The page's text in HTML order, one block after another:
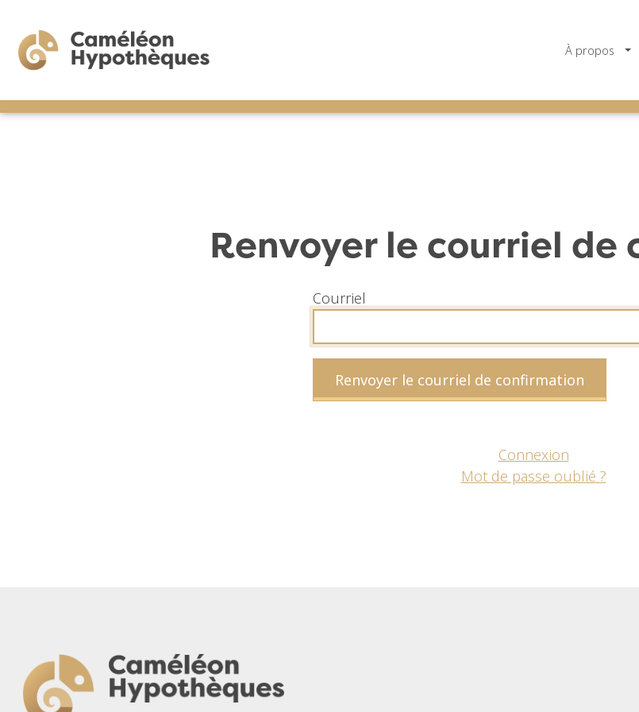
À propos
Renvoyer le courriel
Courriel
Connexion
Mot de passe oublié ?